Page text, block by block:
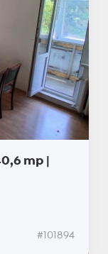
mp |
#101894